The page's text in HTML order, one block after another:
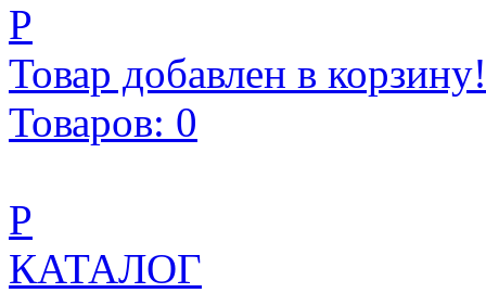
Р
Товар добавлен в корзину!
Товаров: 0
Р
КАТАЛОГ